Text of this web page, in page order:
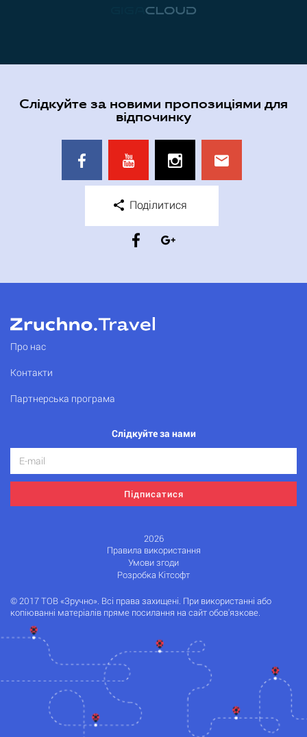
Слідкуйте за новими пропозиціями для
відпочинку
Поділитися
Про нас
Контакти
Партнерська програма
Слідкуйте за нами
Підписатися
2026
Правила використання
Умови згоди
Розробка Кітсофт
© 2017 ТОВ «Зручно». Всі права захищені. При використанні або
копіюванні матеріалів пряме посилання на сайт обов'язкове.